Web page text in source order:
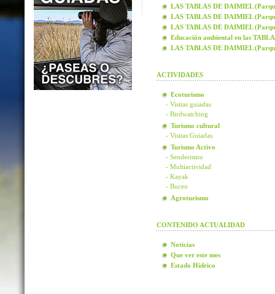
LAS TABLAS DE DAIMIEL
LAS TABLAS DE DAIMIEL
LAS TABLAS DE DAIMIEL
Educación ambiental en las
LAS TABLAS DE DAIMIEL
ACTIVIDADES
Ecoturismo
- Visitas guiadas
- Birdwatching
Turismo cultural
- Visitas Guiadas
Turismo Activo
- Senderismo
- Multiactividad
- Kayak
- Buceo
Agroturismo
CONTENIDO ACTUALIDAD
Noticias
Que ver este mes
Estado Hídrico